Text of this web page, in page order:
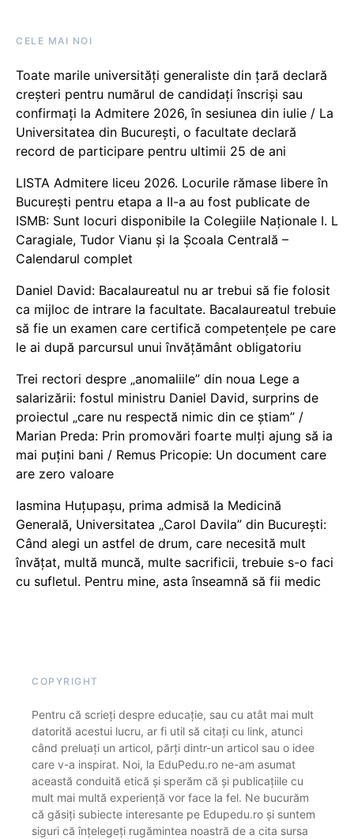
CELE MAI NOI
Toate marile universități generaliste din țară declară
creșteri pentru numărul de candidați înscriși sau
confirmați la Admitere 2026, în sesiunea din iulie / La
Universitatea din București, o facultate declară
record de participare pentru ultimii 25 de ani
LISTA Admitere liceu 2026. Locurile rămase libere în
București pentru etapa a II-a au fost publicate de
ISMB: Sunt locuri disponibile la Colegiile Naționale I. L
Caragiale, Tudor Vianu și la Școala Centrală –
Calendarul complet
Daniel David: Bacalaureatul nu ar trebui să fie folosit
ca mijloc de intrare la facultate. Bacalaureatul trebuie
să fie un examen care certifică competențele pe care
le ai după parcursul unui învățământ obligatoriu
Trei rectori despre „anomaliile” din noua Lege a
salarizării: fostul ministru Daniel David, surprins de
proiectul „care nu respectă nimic din ce știam” /
Marian Preda: Prin promovări foarte mulți ajung să ia
mai puțini bani / Remus Pricopie: Un document care
are zero valoare
Iasmina Huțupașu, prima admisă la Medicină
Generală, Universitatea „Carol Davila” din București:
Când alegi un astfel de drum, care necesită mult
învățat, multă muncă, multe sacrificii, trebuie s-o faci
cu sufletul. Pentru mine, asta înseamnă să fii medic
COPYRIGHT
Pentru că scrieți despre educație, sau cu atât mai mult
datorită acestui lucru, ar fi util să citați cu link, atunci
când preluați un articol, părți dintr-un articol sau o idee
care v-a inspirat. Noi, la EduPedu.ro ne-am asumat
această conduită etică și sperăm că și publicațiile cu
mult mai multă experiență vor face la fel. Ne bucurăm
că găsiți subiecte interesante pe Edupedu.ro și suntem
siguri că înțelegeți rugămintea noastră de a cita sursa